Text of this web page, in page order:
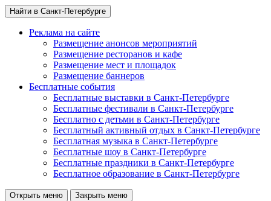
Найти в Санкт-Петербурге
Реклама на сайте
Размещение анонсов мероприятий
Размещение ресторанов и кафе
Размещение мест и площадок
Размещение баннеров
Бесплатные события
Бесплатные выставки в Санкт-Петербурге
Бесплатные фестивали в Санкт-Петербурге
Бесплатно с детьми в Санкт-Петербурге
Бесплатный активный отдых в Санкт-Петербурге
Бесплатная музыка в Санкт-Петербурге
Бесплатные шоу в Санкт-Петербурге
Бесплатные праздники в Санкт-Петербурге
Бесплатное образование в Санкт-Петербурге
Открыть меню Закрыть меню